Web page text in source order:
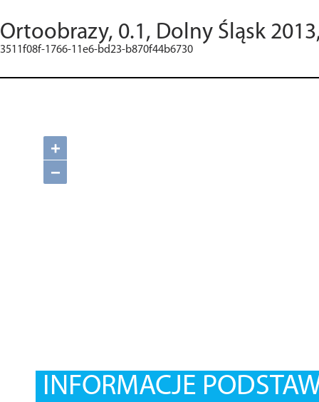
Ortoobrazy, 0.1, Dolny Śląsk
3511f08f-1766-11e6-bd23-b870f44b6730
+
−
INFORMACJE